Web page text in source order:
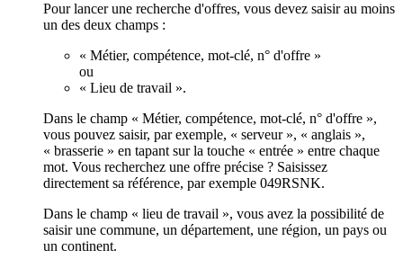
Pour lancer une recherche d'offres, vous devez saisir au moins
un des deux champs :
« Métier, compétence, mot-clé, n° d'offre »
ou
« Lieu de travail ».
Dans le champ « Métier, compétence, mot-clé, n° d'offre »,
vous pouvez saisir, par exemple, « serveur », « anglais »,
« brasserie » en tapant sur la touche « entrée » entre chaque
mot. Vous recherchez une offre précise ? Saisissez
directement sa référence, par exemple 049RSNK.
Dans le champ « lieu de travail », vous avez la possibilité de
saisir une commune, un département, une région, un pays ou
un continent.